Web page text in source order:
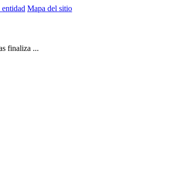
Mapa del sitio
finaliza ...